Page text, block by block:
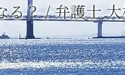
る？ / 弁護士